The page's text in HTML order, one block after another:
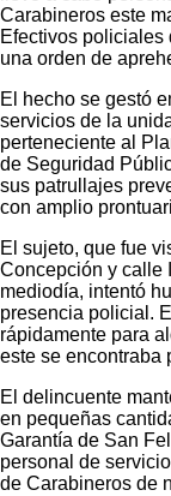
Carabineros este
Efectivos policiales
una orden de
El hecho se gestó
servicios de la
perteneciente al
de Seguridad
sus patrullajes
con amplio
El sujeto, que fue
Concepción y calle
mediodía, intentó
presencia policial.
rápidamente para
este se encontraba
El delincuente
en pequeñas
Garantía de San
personal de
de Carabineros de